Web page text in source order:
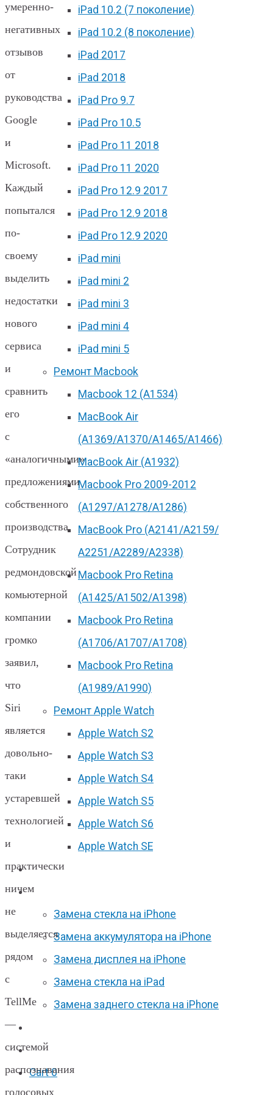
iPad 10.2 (7 поколение)
iPad 10.2 (8 поколение)
iPad 2017
iPad 2018
iPad Pro 9.7
iPad Pro 10.5
iPad Pro 11 2018
iPad Pro 11 2020
iPad Pro 12.9 2017
iPad Pro 12.9 2018
iPad Pro 12.9 2020
iPad mini
iPad mini 2
iPad mini 3
iPad mini 4
iPad mini 5
Ремонт Macbook
Macbook 12 (А1534)
MacBook Air
(A1369/A1370/A1465/A1466)
MacBook Air (A1932)
Macbook Pro 2009-2012
(A1297/A1278/A1286)
MacBook Pro (А2141/А2159/
А2251/A2289/A2338)
Macbook Pro Retina
(А1425/A1502/A1398)
Macbook Pro Retina
(А1706/A1707/A1708)
Macbook Pro Retina
(А1989/A1990)
Ремонт Apple Watch
Apple Watch S2
Apple Watch S3
Apple Watch S4
Apple Watch S5
Apple Watch S6
Apple Watch SE
Отзывы
Акции
Замена стекла на iPhone
Замена аккумулятора на iPhone
Замена дисплея на iPhone
Замена стекла на iPad
Замена заднего стекла на iPhone
F.A.Q
Cart 0
умеренно-
негативных
отзывов
от
руководства
Google
и
Microsoft.
Каждый
попытался
по-
своему
выделить
недостатки
нового
сервиса
и
сравнить
его
с
«аналогичными»
предложениями
собственного
производства.
Сотрудник
редмондовской
комьютерной
компании
громко
заявил,
что
Siri
является
довольно-
таки
устаревшей
технологией
и
практически
ничем
не
выделяется
рядом
с
TellMe
—
системой
распознавания
голосовых